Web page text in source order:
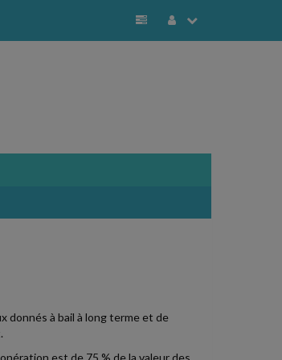
donnés à bail à long terme et de
est de 75 % de la valeur des